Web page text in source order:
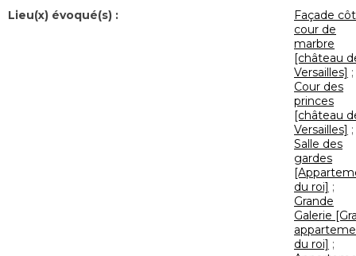
Lieu(x) évoqué(s) :
Façade
cour de
marbre
[château
Versailles] ;
Cour des
princes
[château
Versailles] ;
Salle des
gardes
du roi] ;
Grande
Galerie
du roi] ;